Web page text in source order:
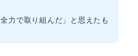
全力で取り組んだ」と思えたも